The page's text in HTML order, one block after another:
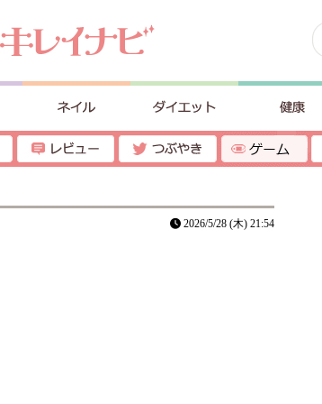
2026/5/28 (木) 21:54